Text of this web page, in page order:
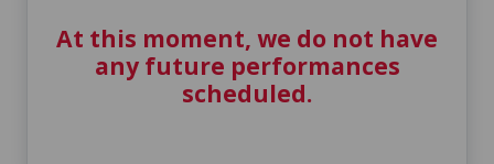
At this moment, we do not have
any future performances
scheduled.